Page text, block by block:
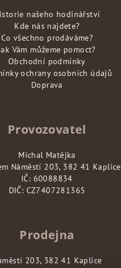
našeho hodinářství
Kde nás najdete?
Co všechno prodáváme?
Vám můžeme pomoct?
Obchodní podmínky
ochrany osobních údajů
Doprava
Provozovatel
Michal Matějka
Náměstí 203, 382 41 Kaplice
IČ: 60088834
DIČ: CZ7407281365
Prodejna
203, 382 41 Kaplice